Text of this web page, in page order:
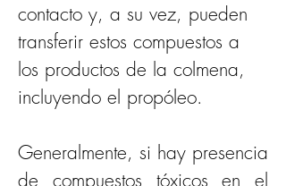
contacto y, a su vez, pueden
transferir estos compuestos a
los productos de la colmena,
incluyendo el propóleo.
Generalmente, si hay presencia
de compuestos tóxicos en el